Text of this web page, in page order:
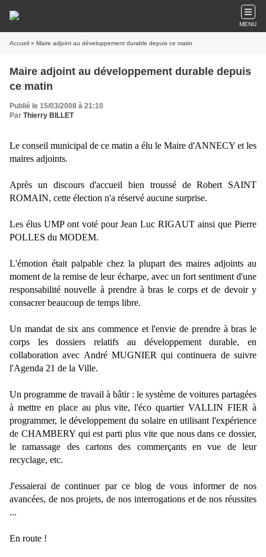
MENU
Accueil » Maire adjoint au développement durable depuis ce matin
Maire adjoint au développement durable depuis
ce matin
Publié le 15/03/2008 à 21:10
Par Thierry BILLET
Le conseil municipal de ce matin a élu le Maire d'ANNECY et les
maires adjoints.
Après un discours d'accueil bien troussé de Robert SAINT
ROMAIN, cette élection n'a réservé aucune surprise.
Les élus UMP ont voté pour Jean Luc RIGAUT ainsi que Pierre
POLLES du MODEM.
L'émotion était palpable chez la plupart des maires adjoints au
moment de la remise de leur écharpe, avec un fort sentiment d'une
responsabilité nouvelle à prendre à bras le corps et de devoir y
consacrer beaucoup de temps libre.
Un mandat de six ans commence et l'envie de prendre à bras le
corps les dossiers relatifs au développement durable, en
collaboration avec André MUGNIER qui continuera de suivre
l'Agenda 21 de la Ville.
Un programme de travail à bâtir : le système de voitures partagées
à mettre en place au plus vite, l'éco quartier VALLIN FIER à
programmer, le développement du solaire en utilisant l'expérience
de CHAMBERY qui est parti plus vite que nous dans ce dossier,
le ramassage des cartons des commerçants en vue de leur
recyclage, etc.
J'essaierai de continuer par ce blog de vous informer de nos
avancées, de nos projets, de nos interrogations et de nos réussites
...
En route !